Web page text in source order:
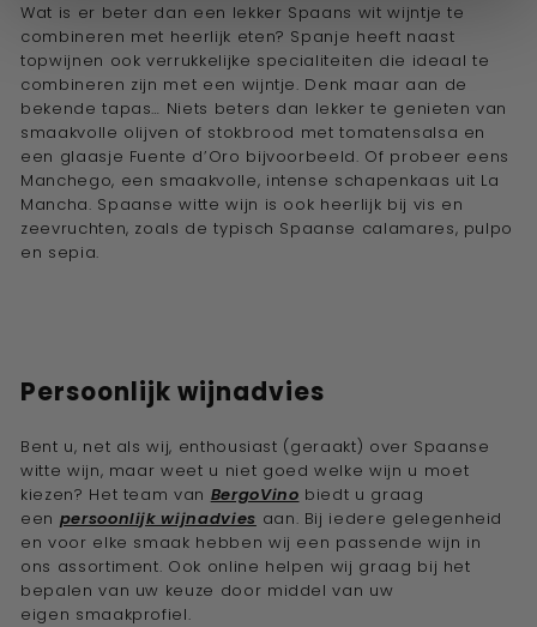
Wat is er beter dan een lekker Spaans wit wijntje te
combineren met heerlijk eten? Spanje heeft naast
topwijnen ook verrukkelijke specialiteiten die ideaal te
combineren zijn met een wijntje. Denk maar aan de
bekende tapas… Niets beters dan lekker te genieten van
smaakvolle olijven of stokbrood met tomatensalsa en
een glaasje Fuente d’Oro bijvoorbeeld. Of probeer eens
Manchego, een smaakvolle, intense schapenkaas uit La
Mancha. Spaanse witte wijn is ook heerlijk bij vis en
zeevruchten, zoals de typisch Spaanse calamares, pulpo
en sepia.
Persoonlijk wijnadvies
Bent u, net als wij, enthousiast (geraakt) over Spaanse
witte wijn, maar weet u niet goed welke wijn u moet
kiezen? Het team van BergoVino biedt u graag
een persoonlijk wijnadvies aan. Bij iedere gelegenheid
en voor elke smaak hebben wij een passende wijn in
ons assortiment. Ook online helpen wij graag bij het
bepalen van uw keuze door middel van uw
eigen smaakprofiel.